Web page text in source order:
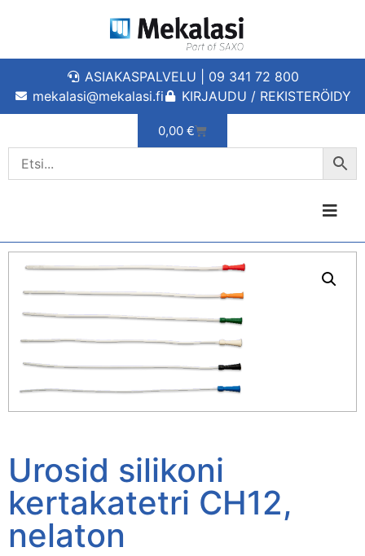
ASIAKASPALVELU | 09 341 72 800
mekalasi@mekalasi.fi
KIRJAUDU / REKISTERÖIDY
0,00 €
Urosid silikoni
kertakatetri CH12,
nelaton